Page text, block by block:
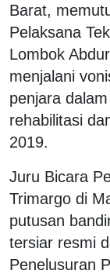
Barat,
Pelaksana
Lombok
menjalani
penjara
rehabilitasi
2019.
Juru Bicara
Trimargo di
putusan
tersiar resmi
Penelusuran